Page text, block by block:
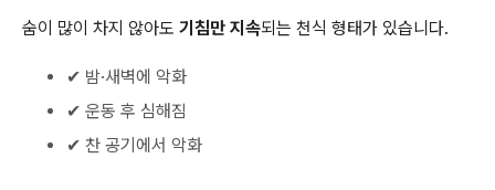
숨이 많이 차지 않아도 기침만 지속되는 천식 형태가 있습니다.
✔ 밤·새벽에 악화
✔ 운동 후 심해짐
✔ 찬 공기에서 악화